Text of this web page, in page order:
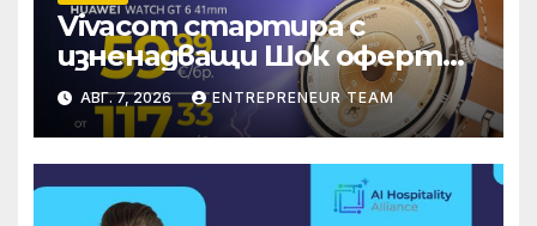
Vivacom стартира с
изненадващи Шок оферти
през август онлайн
АВГ. 7, 2026 ENTREPRENEUR TEAM